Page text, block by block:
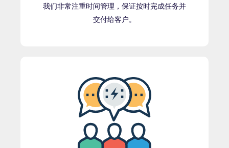
我们非常注重时间管理，保证按时完成任务并
交付给客户。